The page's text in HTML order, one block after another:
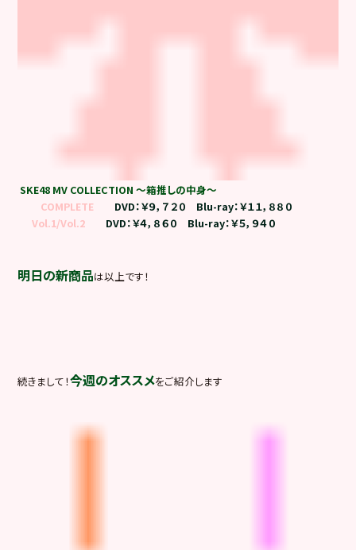
SKE48 MV COLLECTION ～箱推しの中身～
COMPLETE
DVD：￥９，７２０ Blu-ray：￥１１，８８０
Vol.1/Vol.2
DVD：￥４，８６０ Blu-ray：￥５，９４０
明日の新商品は以上です！
続きまして！今週のオススメをご紹介します